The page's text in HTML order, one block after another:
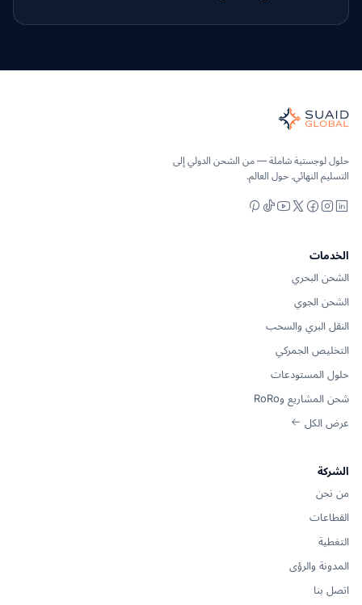
منسق شحن مستقل للخدمات البحرية والجوية والأرضية والجمارك
المحيط والجو والأرض - مقارنة الناقلات بشكل محايد، ونقلها
حلول لوجستية شاملة — من الشحن الدولي إلى
التسليم النهائي. حول العالم.
LinkedIn
Instagram
Facebook
X
YouTube
TikTok
الخدمات
الشحن البحري
الشحن الجوي
النقل البري والسحب
التخليص الجمركي
حلول المستودعات
شحن المشاريع وRoRo
عرض الكل
الشركة
من نحن
القطاعات
التغطية
المدونة والرؤى
اتصل بنا